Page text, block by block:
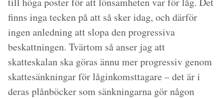
finns inga tecken på att så sker idag, och därför
ingen anledning att slopa den progressiva
beskattningen. Tvärtom så anser jag att
skatteskalan ska göras ännu mer progressiv genom
skattesänkningar för låginkomsttagare – det är i
deras plånböcker som sänkningarna gör någon